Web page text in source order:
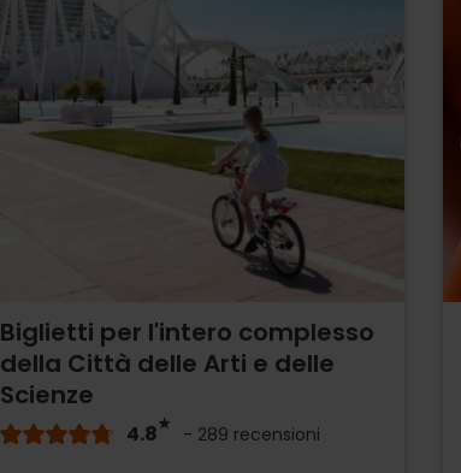
Biglietti per l'intero complesso
della Città delle Arti e delle
Scienze
4.8 - 289 recensioni